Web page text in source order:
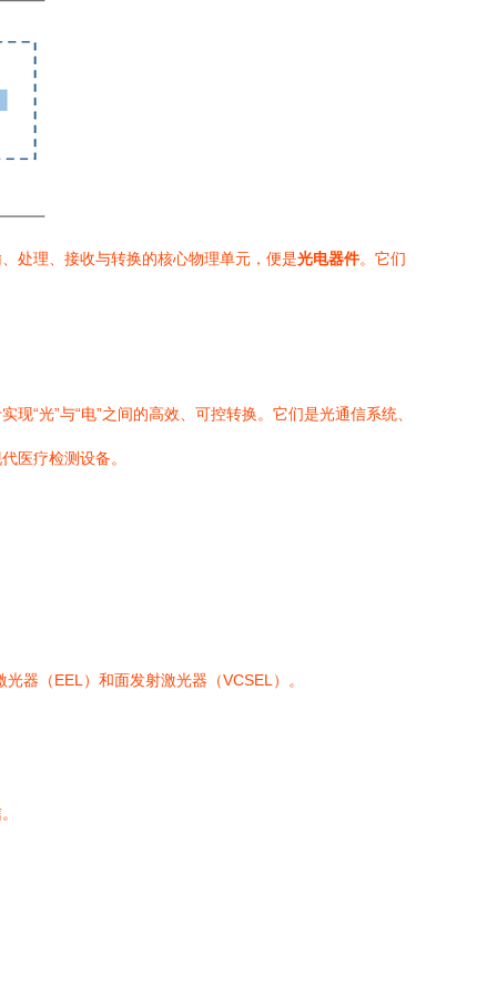
处理、接收与转换的核心物理单元，便是光电器件。它们
“光”与“电”之间的高效、可控转换。它们是光通信系统、
医疗检测设备。
器（EEL）和面发射激光器（VCSEL）。